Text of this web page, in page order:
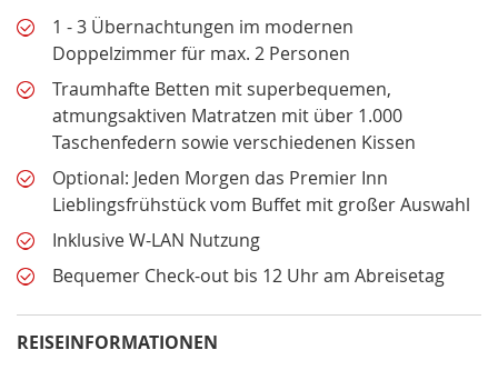
1 - 3 Übernachtungen im modernen
Doppelzimmer für max. 2 Personen
Traumhafte Betten mit superbequemen,
atmungsaktiven Matratzen mit über 1.000
Taschenfedern sowie verschiedenen Kissen
Optional: Jeden Morgen das Premier Inn
Lieblingsfrühstück vom Buffet mit großer Auswahl
Inklusive W-LAN Nutzung
Bequemer Check-out bis 12 Uhr am Abreisetag
REISEINFORMATIONEN